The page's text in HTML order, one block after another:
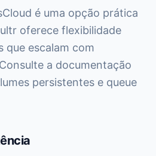
é uma opção prática
oferece flexibilidade
que escalam com
a documentação
persistentes e queue